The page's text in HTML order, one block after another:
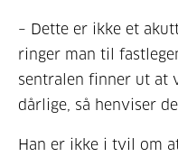
– Dette er ikke et
ringer man til
sentralen finner ut at
dårlige, så henviser
Han er ikke i tvil om